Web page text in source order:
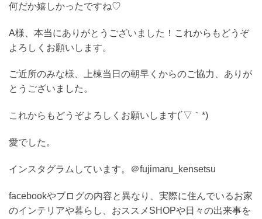
何だか嬉しかったですね♡
A様、本当にありがとうございました！これからもどうぞ
よろしくお願いします。
ご近所のみな様、上棟当日の朝早くからのご協力、ありが
とうございました。
これからもどうぞよろしくお願いします(´▽｀*)
愛でした。
インスタグラムしています。＠fujimaru_kensetsu
facebookやブログの内容と異なり、実際に住んでいるお家
のインテリアや暮らし、おススメSHOPや日々の出来事を